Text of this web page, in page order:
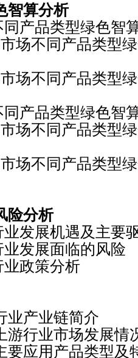
智算分析
产品类型绿色智
同产品类型绿
同产品类型绿
产品类型绿色智
同产品类型绿
同产品类型绿
险分析
发展机遇及主要
发展面临的风险
政策分析
产业链简介
行业市场发展情
应用产品类型及